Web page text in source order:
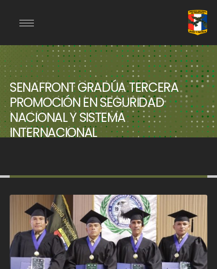
SENAFRONT GRADÚA TERCERA
PROMOCIÓN EN SEGURIDAD
NACIONAL Y SISTEMA
INTERNACIONAL